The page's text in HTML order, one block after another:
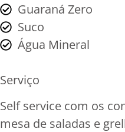
Guaraná Zero
Suco
Água Mineral
Serviço
Self service com os
mesa de saladas e